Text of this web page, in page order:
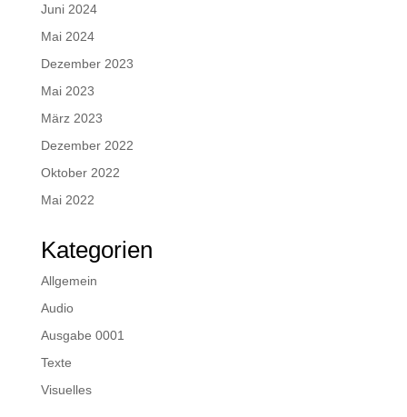
Juni 2024
Mai 2024
Dezember 2023
Mai 2023
März 2023
Dezember 2022
Oktober 2022
Mai 2022
Kategorien
Allgemein
Audio
Ausgabe 0001
Texte
Visuelles